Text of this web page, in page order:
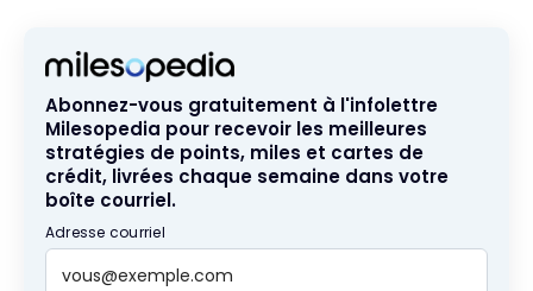
Abonnez-vous gratuitement à l'infolettre
Milesopedia pour recevoir les meilleures
stratégies de points, miles et cartes de
crédit, livrées chaque semaine dans votre
boîte courriel.
Adresse courriel